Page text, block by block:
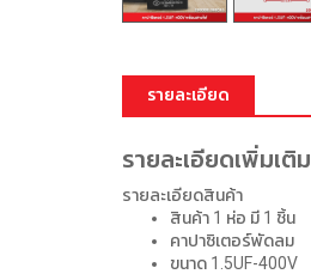
รายละเอียด
รายละเอียดเพิ่มเติม
รายละเอียดสินค้า
สินค้า 1 ห่อ มี 1 ชิ้น
คาปาซิเตอร์พัดลม
ขนาด 1.5UF-400V